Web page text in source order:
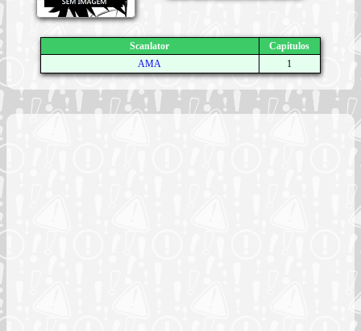
Scanlator
Capítulos
AMA
1